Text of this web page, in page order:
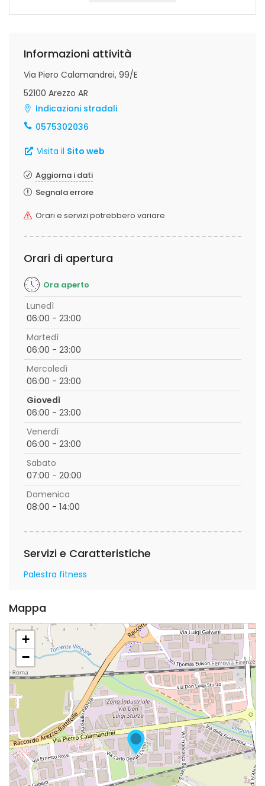
Informazioni attività
Via Piero Calamandrei, 99/E
52100 Arezzo AR
Indicazioni stradali
0575302036
Visita il Sito web
Aggiorna i dati
Segnala errore
Orari e servizi potrebbero variare
Orari di apertura
Ora aperto
Lunedì
06:00 - 23:00
Martedì
06:00 - 23:00
Mercoledì
06:00 - 23:00
Giovedì
06:00 - 23:00
Venerdì
06:00 - 23:00
Sabato
07:00 - 20:00
Domenica
08:00 - 14:00
Servizi e Caratteristiche
Palestra fitness
Mappa
+
−